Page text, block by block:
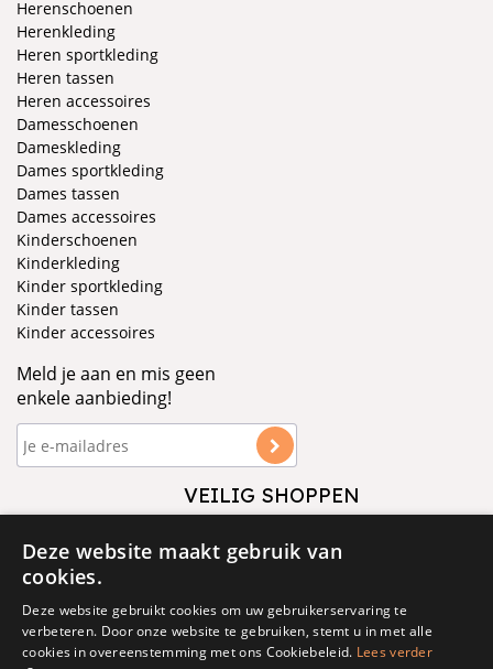
Herenschoenen
Herenkleding
Heren sportkleding
Heren tassen
Heren accessoires
Damesschoenen
Dameskleding
Dames sportkleding
Dames tassen
Dames accessoires
Kinderschoenen
Kinderkleding
Kinder sportkleding
Kinder tassen
Kinder accessoires
Meld je aan en mis geen
enkele aanbieding!
VEILIG SHOPPEN
Deze website maakt gebruik van
cookies.
Deze website gebruikt cookies om uw gebruikerservaring te
verbeteren. Door onze website te gebruiken, stemt u in met alle
cookies in overeenstemming met ons Cookiebeleid. Lees verder